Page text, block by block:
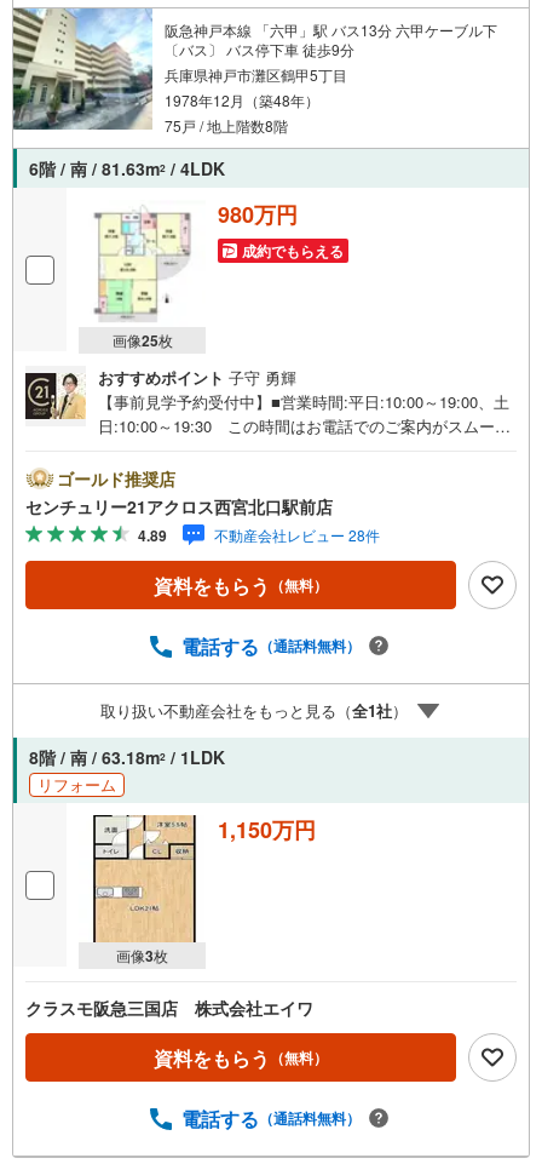
阪急神戸本線 「六甲」駅 バス13分 六甲ケーブル下
〔バス〕 バス停下車 徒歩9分
兵庫県神戸市灘区鶴甲5丁目
1978年12月（築48年）
75戸 / 地上階数8階
6階 / 南 / 81.63m2 / 4LDK
画像25枚
980万円
成約でもらえる
おすすめポイント 子守 勇輝
【事前見学予約受付中】■営業時間:平日:10:00～19:00、土
日:10:00～19:30 この時間はお電話でのご案内がスムーズ
良好です。上層階6階部分になります。4LDKと部屋数多く
ございます。○センチュリー21アクロスグループの3つの特
徴○■センチュリー21グループで28年連続No.1（1997年～2
024年兵庫地区仲介実績） 尼崎・伊丹・西宮・宝塚にて8
店舗展開中。阪神間での購入や売却は当店にお任せ下さい■
お客様駐車場、キッズスペース完備 8店舗すべて駅前にご
でもご安心ください。■取り扱い物件多数ございます。 地
o！不動産に掲載しきれない物件もご紹介できます。お気軽
にお問合せください。弊社ホームページへは「C21アクロ
ス」で検索！
ゴールド推奨店
センチュリー21アクロス西宮北口駅前店
4.89 不動産会社レビュー 28件
資料をもらう （無料）
電話する （通話料無料）
取り扱い不動産会社をもっと見る（全1社）
8階 / 南 / 63.18m2 / 1LDK
リフォーム
画像3枚
1,150万円
クラスモ阪急三国店 株式会社エイワ
資料をもらう （無料）
電話する （通話料無料）